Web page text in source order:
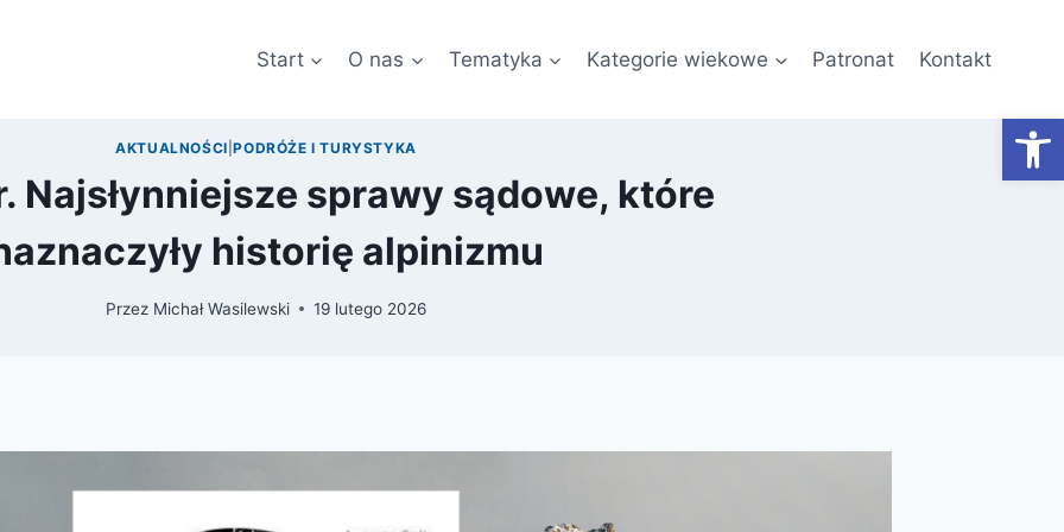
Start O nas Tematyka Kategorie wiekowe Patronat Kontakt
AKTUALNOŚCI |PODRÓŻE I TURYSTYKA
Najsłynniejsze sprawy sądowe, które
historię alpinizmu
Przez Michał Wasilewski 19 lutego 2026